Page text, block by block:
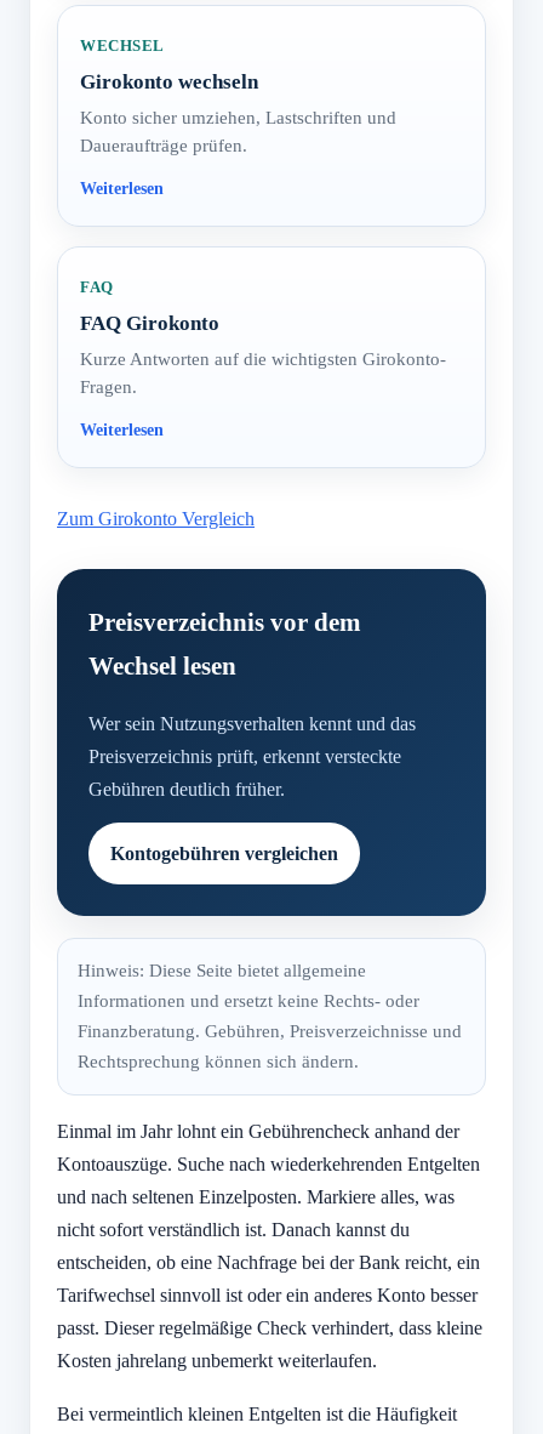
WECHSEL
Girokonto wechseln
Konto sicher umziehen, Lastschriften und
Daueraufträge prüfen.
FAQ
FAQ Girokonto
Kurze Antworten auf die wichtigsten Girokonto-
Fragen.
Zum Girokonto Vergleich
Preisverzeichnis vor dem
Wechsel lesen
Wer sein Nutzungsverhalten kennt und das
Preisverzeichnis prüft, erkennt versteckte
Gebühren deutlich früher.
Kontogebühren vergleichen
Hinweis: Diese Seite bietet allgemeine
Informationen und ersetzt keine Rechts- oder
Finanzberatung. Gebühren, Preisverzeichnisse und
Rechtsprechung können sich ändern.
Einmal im Jahr lohnt ein Gebührencheck anhand der
Kontoauszüge. Suche nach wiederkehrenden Entgelten
und nach seltenen Einzelposten. Markiere alles, was
nicht sofort verständlich ist. Danach kannst du
entscheiden, ob eine Nachfrage bei der Bank reicht, ein
Tarifwechsel sinnvoll ist oder ein anderes Konto besser
passt. Dieser regelmäßige Check verhindert, dass kleine
Kosten jahrelang unbemerkt weiterlaufen.
Bei vermeintlich kleinen Entgelten ist die Häufigkeit